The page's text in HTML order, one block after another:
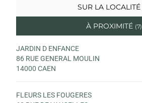
SUR LA LOCALITÉ
À PROXIMITÉ (7)
JARDIN D ENFANCE
86 RUE GENERAL MOULIN
14000 CAEN
FLEURS LES FOUGERES